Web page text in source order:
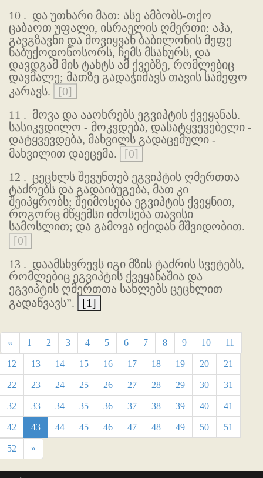
10 . და უთხარი მათ: ასე ამბობს-თქო
ცაბაოთ უფალი, ისრაელის ღმერთი: აჰა,
გავგზავნი და მოვიყვან ბაბილონის მეფე
ნაბუქოდონოსორს, ჩემს მსახურს, და
დავდგამ მის ტახტს ამ ქვებზე, რომლებიც
დავმალე; მათზე გადაჭიმავს თავის სამეფო
კარავს.
[0]
11 . მოვა და ააოხრებს ეგვიპტის ქვეყანას.
სასიკვდილო - მოკვდება, დასატყვევებელი -
დატყვევდება, მახვილს გადაცემული -
მახვილით დაეცემა.
[0]
12 . ცეცხლს შევუნთებ ეგვიპტის ღმერთთა
ტაძრებს და გადაიბუგება, მათ კი
შეიპყრობს; შეიმოსება ეგვიპტის ქვეყნით,
როგორც მწყემსი იმოსება თავისი
სამოსლით; და გამოვა იქიდან მშვიდობით.
[0]
13 . დაამსხვრევს იგი მზის ტაძრის სვეტებს,
რომლებიც ეგვიპტის ქვეყანაშია და
ეგვიპტის ღმერთთა სახლებს ცეცხლით
გადაწვავს”.
[1]
« 1 2 3 4 5 6 7 8 9 10 11
12 13 14 15 16 17 18 19 20 21
22 23 24 25 26 27 28 29 30 31
32 33 34 35 36 37 38 39 40 41
42 43 44 45 46 47 48 49 50 51
52 »